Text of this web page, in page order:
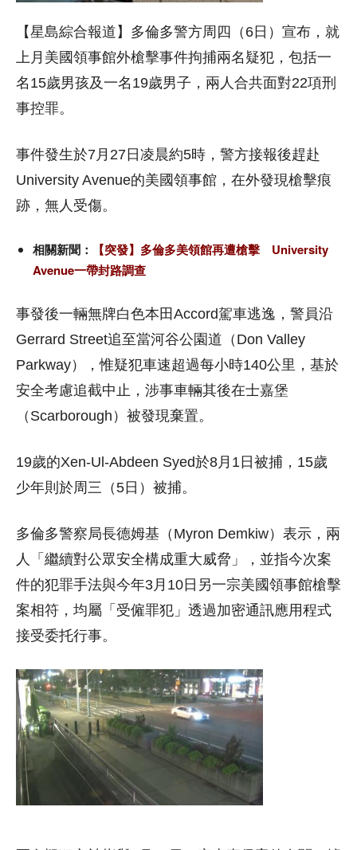
【星島綜合報道】多倫多警方周四（6日）宣布，就
上月美國領事館外槍擊事件拘捕兩名疑犯，包括一
名15歲男孩及一名19歲男子，兩人合共面對22項刑
事控罪。
事件發生於7月27日凌晨約5時，警方接報後趕赴
University Avenue的美國領事館，在外發現槍擊痕
跡，無人受傷。
相關新聞： 【突發】多倫多美領館再遭槍擊 University
Avenue一帶封路調查
事發後一輛無牌白色本田Accord駕車逃逸，警員沿
Gerrard Street追至當河谷公園道（Don Valley
Parkway），惟疑犯車速超過每小時140公里，基於
安全考慮追截中止，涉事車輛其後在士嘉堡
（Scarborough）被發現棄置。
19歲的Xen-Ul-Abdeen Syed於8月1日被捕，15歲
少年則於周三（5日）被捕。
多倫多警察局長德姆基（Myron Demkiw）表示，兩
人「繼續對公眾安全構成重大威脅」，並指今次案
件的犯罪手法與今年3月10日另一宗美國領事館槍擊
案相符，均屬「受僱罪犯」透過加密通訊應用程式
接受委托行事。